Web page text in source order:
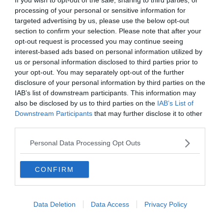
processing of your personal or sensitive information for
targeted advertising by us, please use the below opt-out
section to confirm your selection. Please note that after your
opt-out request is processed you may continue seeing
interest-based ads based on personal information utilized by
us or personal information disclosed to third parties prior to
your opt-out. You may separately opt-out of the further
disclosure of your personal information by third parties on the
IAB’s list of downstream participants. This information may
also be disclosed by us to third parties on the IAB’s List of
Downstream Participants that may further disclose it to other
Personal Data Processing Opt Outs
CONFIRM
Data Deletion Data Access Privacy Policy
Locations de vacances
Airbnb Valmorel : les meilleures locations Airbnb à
Valmorel
Le 2 mai 2025
Par Dominique Robert
Incontournables
Les 12 choses incontournables à faire en Émilie-
Romagne
Le 15 juillet 2026
Par Dominique Robert
Par Dominique Robert
Incontournables
Les 12 choses incontournables à faire à Alghero
Le 15 juillet 2026